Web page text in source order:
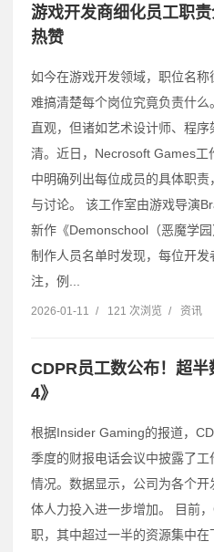
游戏开发商细化员工职
热赞
如今在游戏开发领域，职位名
难搞清楚每个岗位究竟负责什
直观，但诸如艺术设计师、程
清。近日，Necrosoft Games工
中明确列出每位成员的具体职
与讨论。 该工作室由游戏导演
新作《Demonschool（恶魔学
制作人员名单时发现，每位开
注，例...
2026-01-11 / 121 次浏览 / 资讯
CDPR员工数公布！超
4》
根据Insider Gaming的报道，
季度的财报电话会议中披露了
情况。数据显示，公司为各个
体人力投入进一步增加。 目前
职，其中超过一半的资源集中